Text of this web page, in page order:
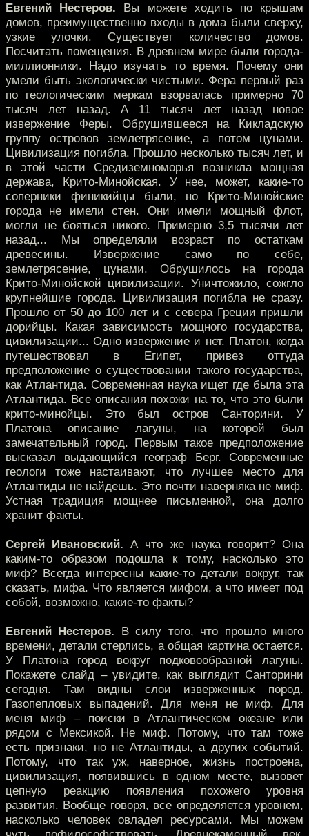
Евгений Нестеров. Вы можете ходить по крышам
домов, преимущественно входы в дома были сверху,
узкие улочки. Существует количество домов.
Посчитать помещения. В древнем мире были города-
миллионники. Надо изучать то время. Почему они
умели быть экологически чистыми. Фера первый раз
по геологическим меркам взорвалась примерно 70
тысяч лет назад. А 11 тысяч лет назад новое
извержение Феры. Обрушившееся на Кикладскую
группу островов землетрясение, а потом цунами.
Цивилизация погибла. Прошло несколько тысяч лет, и
в этой части Средиземноморья возникла мощная
держава, Крито-Минойская. У нее, может, какие-то
соперники финикийцы были, но Крито-Минойские
города не имели стен. Они имели мощный флот,
могли не бояться никого. Примерно 3,5 тысячи лет
назад... Мы определяли возраст по остаткам
древесины. Извержение само по себе,
землетрясение, цунами. Обрушилось на города
Крито-Минойской цивилизации. Уничтожило, сожгло
крупнейшие города. Цивилизация погибла не сразу.
Прошло от 50 до 100 лет и с севера Греции пришли
дорийцы. Какая зависимость мощного государства,
цивилизации... Одно извержение и нет. Платон, когда
путешествовал в Египет, привез оттуда
предположение о существовании такого государства,
как Атлантида. Современная наука ищет где была эта
Атлантида. Все описания похожи на то, что это были
крито-минойцы. Это был остров Санторини. У
Платона описание лагуны, на которой был
замечательный город. Первым такое предположение
высказал выдающийся географ Берг. Современные
геологи тоже настаивают, что лучшее место для
Атлантиды не найдешь. Это почти наверняка не миф.
Устная традиция мощнее письменной, она долго
хранит факты.
Сергей Ивановский. А что же наука говорит? Она
каким-то образом подошла к тому, насколько это
миф? Всегда интересны какие-то детали вокруг, так
сказать, мифа. Что является мифом, а что имеет под
собой, возможно, какие-то факты?
Евгений Нестеров. В силу того, что прошло много
времени, детали стерлись, а общая картина остается.
У Платона город вокруг подковообразной лагуны.
Покажете слайд – увидите, как выглядит Санторини
сегодня. Там видны слои изверженных пород.
Газопепловых выпадений. Для меня не миф. Для
меня миф – поиски в Атлантическом океане или
рядом с Мексикой. Не миф. Потому, что там тоже
есть признаки, но не Атлантиды, а других событий.
Потому, что так уж, наверное, жизнь построена,
цивилизация, появившись в одном месте, вызовет
цепную реакцию появления похожего уровня
развития. Вообще говоря, все определяется уровнем,
насколько человек овладел ресурсами. Мы можем